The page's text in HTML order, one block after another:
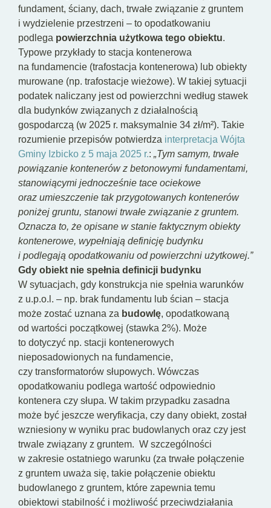
fundament, ściany, dach, trwałe związanie z gruntem
i wydzielenie przestrzeni – to opodatkowaniu
podlega powierzchnia użytkowa tego obiektu.
Typowe przykłady to stacja kontenerowa
na fundamencie (trafostacja kontenerowa) lub obiekty
murowane (np. trafostacje wieżowe). W takiej sytuacji
podatek naliczany jest od powierzchni według stawek
dla budynków związanych z działalnością
gospodarczą (w 2025 r. maksymalnie 34 zł/m²). Takie
rozumienie przepisów potwierdza interpretacja Wójta
Gminy Izbicko z 5 maja 2025 r.: „Tym samym, trwałe
powiązanie kontenerów z betonowymi fundamentami,
stanowiącymi jednocześnie tace ociekowe
oraz umieszczenie tak przygotowanych kontenerów
poniżej gruntu, stanowi trwałe związanie z gruntem.
Oznacza to, że opisane w stanie faktycznym obiekty
kontenerowe, wypełniają definicję budynku
i podlegają opodatkowaniu od powierzchni użytkowej.”
Gdy obiekt nie spełnia definicji budynku
W sytuacjach, gdy konstrukcja nie spełnia warunków
z u.p.o.l. – np. brak fundamentu lub ścian – stacja
może zostać uznana za budowlę, opodatkowaną
od wartości początkowej (stawka 2%). Może
to dotyczyć np. stacji kontenerowych
nieposadowionych na fundamencie,
czy transformatorów słupowych. Wówczas
opodatkowaniu podlega wartość odpowiednio
kontenera czy słupa. W takim przypadku zasadna
może być jeszcze weryfikacja, czy dany obiekt, został
wzniesiony w wyniku prac budowlanych oraz czy jest
trwale związany z gruntem. W szczególności
w zakresie ostatniego warunku (za trwałe połączenie
z gruntem uważa się, takie połączenie obiektu
budowlanego z gruntem, które zapewnia temu
obiektowi stabilność i możliwość przeciwdziałania